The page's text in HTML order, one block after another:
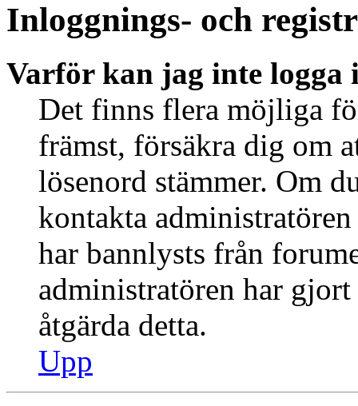
Inloggnings- och
Varför kan jag inte logga
Det finns flera möjliga
främst, försäkra dig om
lösenord stämmer. Om
kontakta
har bannlysts från
administratören har
åtgärda detta.
Upp